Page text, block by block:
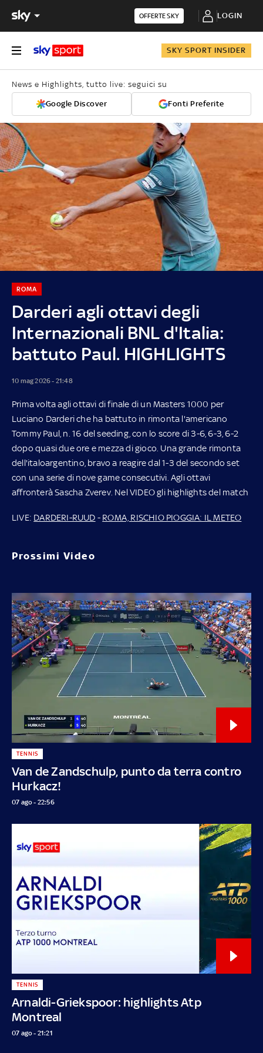
OFFERTE SKY LOGIN
SKY SPORT INSIDER
News e Highlights, tutto live: seguici su
Google Discover Fonti Preferite
Darderi agli ottavi degli
Internazionali BNL d'Italia:
battuto Paul. HIGHLIGHTS
ROMA
10 mag 2026 - 21:48
Prima volta agli ottavi di finale di un Masters 1000 per
Luciano Darderi che ha battuto in rimonta l'americano
Tommy Paul, n. 16 del seeding, con lo score di 3-6, 6-3, 6-2
dopo quasi due ore e mezza di gioco. Una grande rimonta
dell'italoargentino, bravo a reagire dal 1-3 del secondo set
con una serie di nove game consecutivi. Agli ottavi
affronterà Sascha Zverev. Nel VIDEO gli highlights del match
LIVE: DARDERI-RUUD - ROMA, RISCHIO PIOGGIA: IL METEO
Prossimi Video
Van de Zandschulp, punto da terra contro
Hurkacz!
TENNIS
07 ago - 22:56
Arnaldi-Griekspoor: highlights Atp
Montreal
TENNIS
07 ago - 21:21